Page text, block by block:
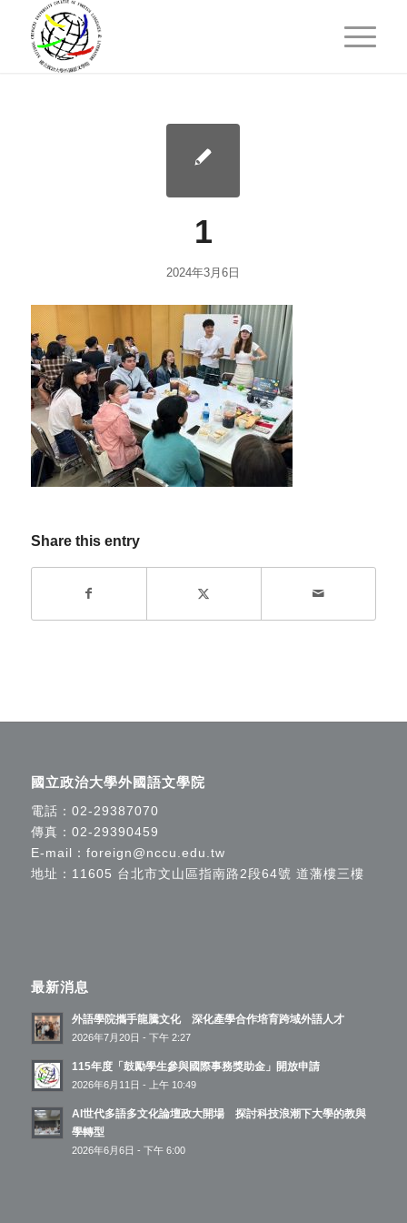
1
2024年3月6日
Share this entry
國立政治大學外國語文學院
電話： 02-29387070
傳真：02-29390459
E-mail： foreign@nccu.edu.tw
地址：11605 台北市文山區指南路2段64號 道藩樓三樓
最新消息
外語學院攜手龍騰文化 深化產學合作培育跨域外語人才
2026年7月20日 - 下午 2:27
115年度「鼓勵學生參與國際事務獎助金」開放申請
2026年6月11日 - 上午 10:49
AI世代多語多文化論壇政大開場 探討科技浪潮下大學的教與
學轉型
2026年6月6日 - 下午 6:00